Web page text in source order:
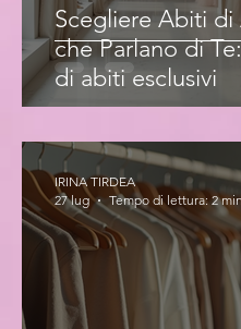
Scegliere Abiti di
che Parlano di Te:
di abiti esclusivi
IRINA TIRDEA
27 lug
Tempo di lettura: 2 min